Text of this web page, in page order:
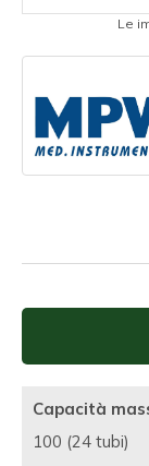
Le
Capacità
100 (24 tubi)